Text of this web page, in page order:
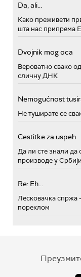
Da, ali...
Како преживети
шта нас припрема
Dvojnik mog oca
Вероватно свако
сличну ДНК
Nemogućnost
Не туширате се
Cestitke za uspeh
Да ли сте знали да
производе у Србији
Re: Eh...
Лесковачка спржа
пореклом